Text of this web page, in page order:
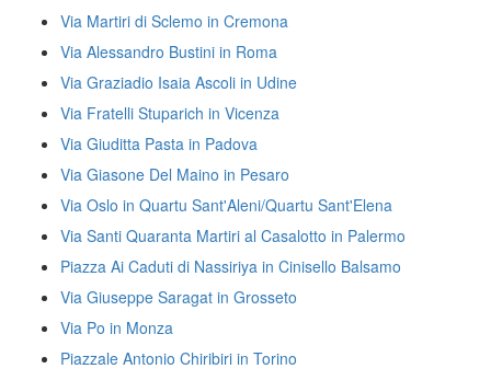
Via Martiri di Sclemo in Cremona
Via Alessandro Bustini in Roma
Via Graziadio Isaia Ascoli in Udine
Via Fratelli Stuparich in Vicenza
Via Giuditta Pasta in Padova
Via Giasone Del Maino in Pesaro
Via Oslo in Quartu Sant'Aleni/Quartu Sant'Elena
Via Santi Quaranta Martiri al Casalotto in Palermo
Piazza Ai Caduti di Nassiriya in Cinisello Balsamo
Via Giuseppe Saragat in Grosseto
Via Po in Monza
Piazzale Antonio Chiribiri in Torino